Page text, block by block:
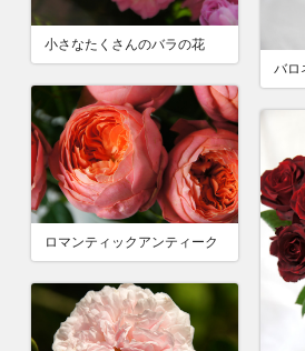
小さなたくさんのバラの花
バロ
ロマンティックアンティーク